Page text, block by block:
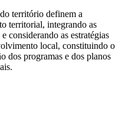
território definem a
territorial, integrando as
considerando as estratégias
local, constituindo o
dos programas e dos planos